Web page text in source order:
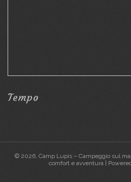
Tempo
© 2026, Camp Lupis – Campeggio sul
comfort e avventura |